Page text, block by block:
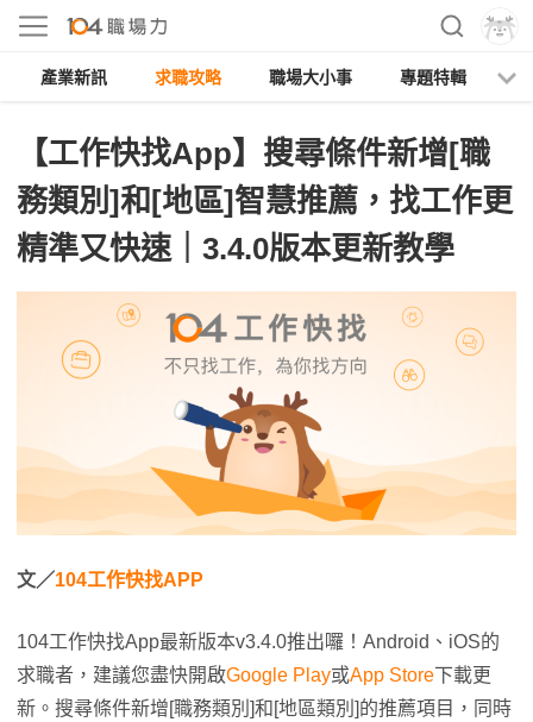
產業新訊 求職攻略 職場大小事 專題特輯
【工作快找App】搜尋條件新增[職
務類別]和[地區]智慧推薦，找工作更
精準又快速｜3.4.0版本更新教學
文／104工作快找APP
104工作快找App最新版本v3.4.0推出囉！Android、iOS的
求職者，建議您盡快開啟Google Play或App Store下載更
新。搜尋條件新增[職務類別]和[地區類別]的推薦項目，同時